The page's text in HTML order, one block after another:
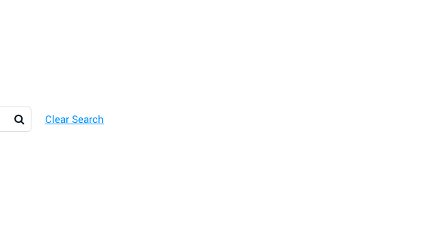
Clear Search